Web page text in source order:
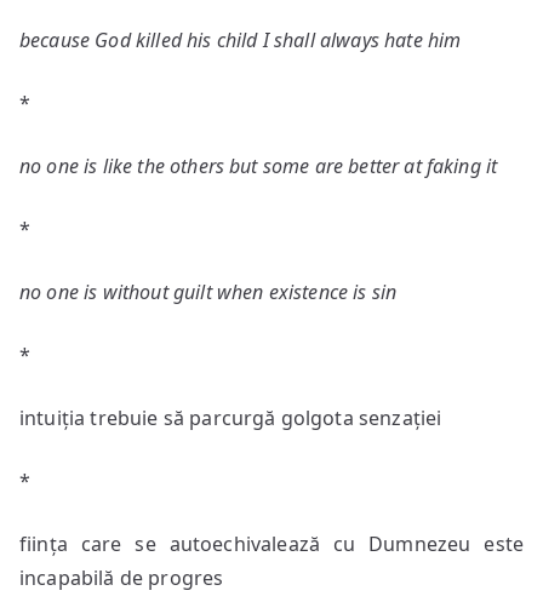
because God killed his child I shall always hate him
*
no one is like the others but some are better at faking it
*
no one is without guilt when existence is sin
*
intuiția trebuie să parcurgă golgota senzației
*
ființa care se autoechivalează cu Dumnezeu este
incapabilă de progres